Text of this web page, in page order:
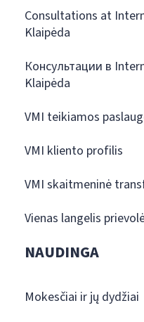
Consultations at
Klaipėda
Консультации в
Klaipėda
VMI teikiamos
VMI kliento profilis
VMI skaitmeninė
Vienas langelis
NAUDINGA
Mokesčiai ir jų dydžiai